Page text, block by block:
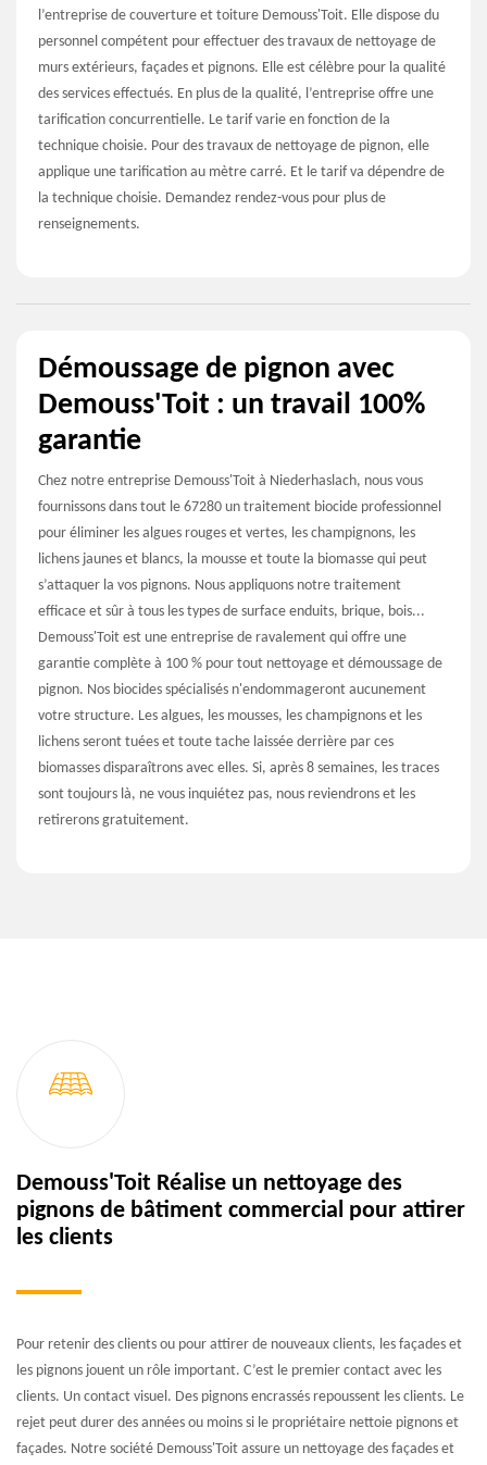
l’entreprise de couverture et toiture Demouss'Toit. Elle dispose du
personnel compétent pour effectuer des travaux de nettoyage de
murs extérieurs, façades et pignons. Elle est célèbre pour la qualité
des services effectués. En plus de la qualité, l’entreprise offre une
tarification concurrentielle. Le tarif varie en fonction de la
technique choisie. Pour des travaux de nettoyage de pignon, elle
applique une tarification au mètre carré. Et le tarif va dépendre de
la technique choisie. Demandez rendez-vous pour plus de
renseignements.
Démoussage de pignon avec
Demouss'Toit : un travail 100%
garantie
Chez notre entreprise Demouss'Toit à Niederhaslach, nous vous
fournissons dans tout le 67280 un traitement biocide professionnel
pour éliminer les algues rouges et vertes, les champignons, les
lichens jaunes et blancs, la mousse et toute la biomasse qui peut
s’attaquer la vos pignons. Nous appliquons notre traitement
efficace et sûr à tous les types de surface enduits, brique, bois...
Demouss'Toit est une entreprise de ravalement qui offre une
garantie complète à 100 % pour tout nettoyage et démoussage de
pignon. Nos biocides spécialisés n'endommageront aucunement
votre structure. Les algues, les mousses, les champignons et les
lichens seront tuées et toute tache laissée derrière par ces
biomasses disparaîtrons avec elles. Si, après 8 semaines, les traces
sont toujours là, ne vous inquiétez pas, nous reviendrons et les
retirerons gratuitement.
Demouss'Toit Réalise un nettoyage des
pignons de bâtiment commercial pour attirer
les clients
Pour retenir des clients ou pour attirer de nouveaux clients, les façades et
les pignons jouent un rôle important. C’est le premier contact avec les
clients. Un contact visuel. Des pignons encrassés repoussent les clients. Le
rejet peut durer des années ou moins si le propriétaire nettoie pignons et
façades. Notre société Demouss'Toit assure un nettoyage des façades et